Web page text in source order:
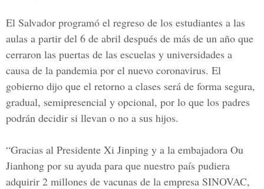
El Salvador programó el regreso de los estudiantes a las
aulas a partir del 6 de abril después de más de un año que
cerraron las puertas de las escuelas y universidades a
causa de la pandemia por el nuevo coronavirus. El
gobierno dijo que el retorno a clases será de forma segura,
gradual, semipresencial y opcional, por lo que los padres
podrán decidir si llevan o no a sus hijos.
“Gracias al Presidente Xi Jinping y a la embajadora Ou
Jianhong por su ayuda para que nuestro país pudiera
adquirir 2 millones de vacunas de la empresa SINOVAC,